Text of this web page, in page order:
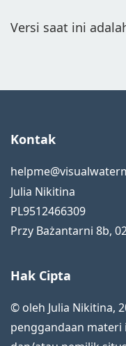
Versi saat ini
Kontak
Julia Nikitina
PL9512466309
Przy Bażantarni 8b,
Hak Cipta
© oleh Julia Nikitina,
penggandaan